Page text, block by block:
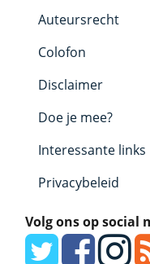
Auteursrecht
Colofon
Disclaimer
Doe je mee?
Interessante links
Privacybeleid
Volg ons op social